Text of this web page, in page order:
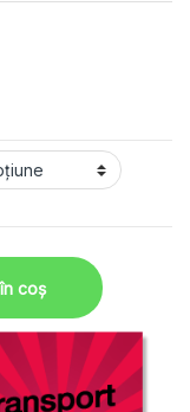
modulare KDL/E
coș